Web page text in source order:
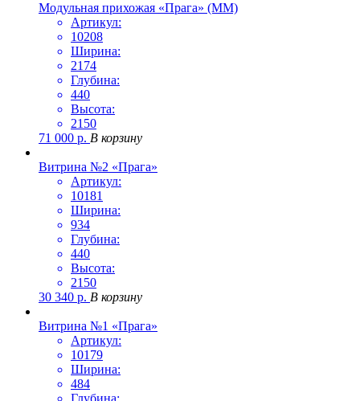
Модульная прихожая «Прага» (ММ)
Артикул:
10208
Ширина:
2174
Глубина:
440
Высота:
2150
71 000 р. В корзину
Витрина №2 «Прага»
Артикул:
10181
Ширина:
934
Глубина:
440
Высота:
2150
30 340 р. В корзину
Витрина №1 «Прага»
Артикул:
10179
Ширина:
484
Глубина: